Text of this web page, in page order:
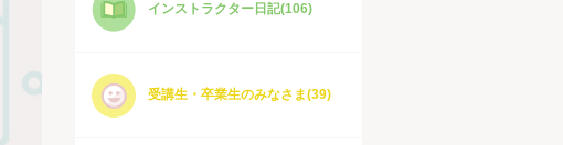
インストラクター日記(106)
受講生・卒業生のみなさま(39)